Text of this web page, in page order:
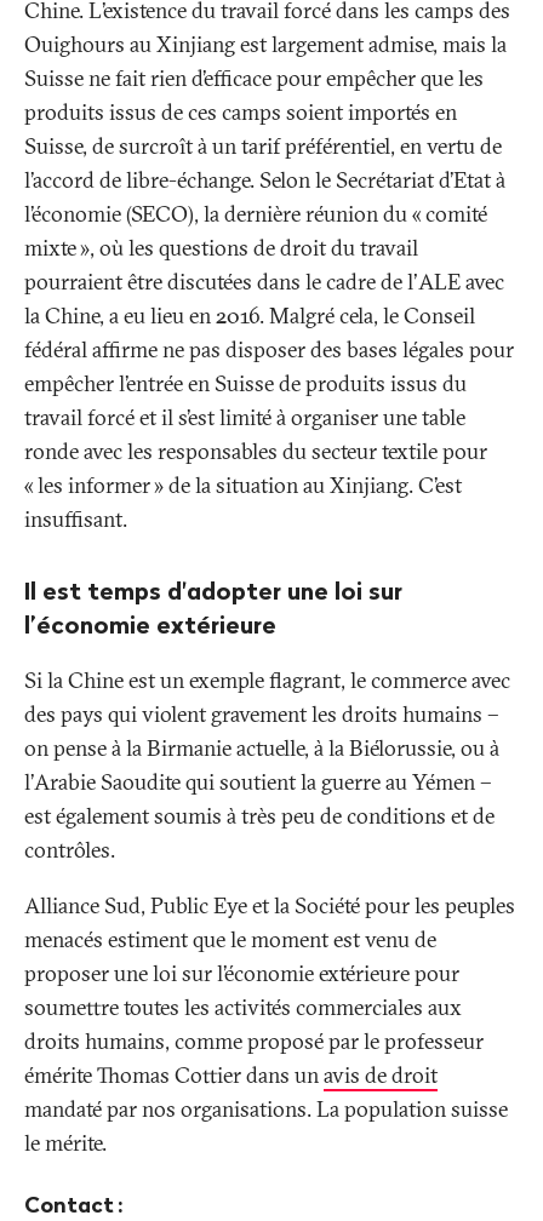
Chine. L’existence du travail forcé dans les camps des
Ouighours au Xinjiang est largement admise, mais la
Suisse ne fait rien d’efficace pour empêcher que les
produits issus de ces camps soient importés en
Suisse, de surcroît à un tarif préférentiel, en vertu de
l’accord de libre-échange. Selon le Secrétariat d’Etat à
l’économie (SECO), la dernière réunion du «comité
mixte», où les questions de droit du travail
pourraient être discutées dans le cadre de l'ALE avec
la Chine, a eu lieu en 2016. Malgré cela, le Conseil
fédéral affirme ne pas disposer des bases légales pour
empêcher l’entrée en Suisse de produits issus du
travail forcé et il s’est limité à organiser une table
ronde avec les responsables du secteur textile pour
«les infor­mer» de la situation au Xinjiang. C’est
insuffisant.
Il est temps d'adopter une loi sur
l’économie extérieure
Si la Chine est un exemple flagrant, le commerce avec
des pays qui violent gravement les droits humains –
on pense à la Birmanie actuelle, à la Biélorussie, ou à
l’Arabie Saoudite qui soutient la guerre au Yémen –
est également soumis à très peu de conditions et de
contrôles.
Alliance Sud, Public Eye et la Société pour les peuples
menacés estiment que le moment est venu de
proposer une loi sur l’économie extérieure pour
soumettre toutes les activités commerciales aux
droits humains, comme proposé par le professeur
émérite Thomas Cottier dans unavis de droit
mandaté par nos organisations. La population suisse
le mérite.
Contact: